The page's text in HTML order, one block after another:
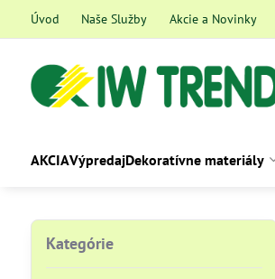
Úvod Naše Služby Akcie a Novinky
AKCIAVýpredajDekoratívne materiály
Kategórie